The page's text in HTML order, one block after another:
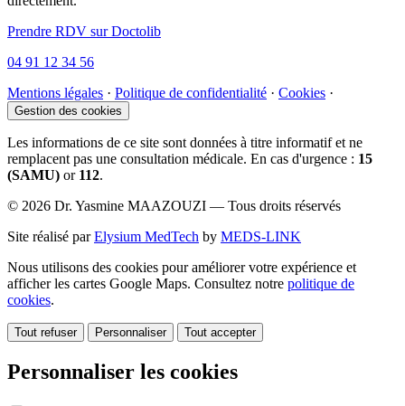
Prendre RDV sur Doctolib
04 91 12 34 56
Mentions légales · Politique de confidentialité · Cookies ·
Gestion des cookies
Les informations de ce site sont données à titre informatif et ne
remplacent pas une consultation médicale. En cas d'urgence : 15
(SAMU) or 112.
© 2026 Dr. Yasmine MAAZOUZI — Tous droits réservés
Site réalisé parElysium MedTech by MEDS-LINK
Nous utilisons des cookies pour améliorer votre expérience et
afficher les cartes Google Maps. Consultez notre politique de
cookies.
Tout refuser Personnaliser Tout accepter
Personnaliser les cookies